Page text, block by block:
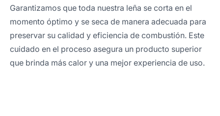
Garantizamos que toda nuestra leña se corta en el
momento óptimo y se seca de manera adecuada para
preservar su calidad y eficiencia de combustión. Este
cuidado en el proceso asegura un producto superior
que brinda más calor y una mejor experiencia de uso.